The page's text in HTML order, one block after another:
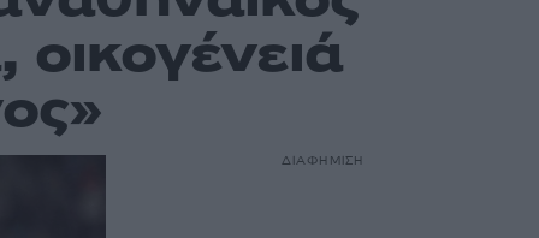
ΔΙΑΦΗΜΙΣΗ